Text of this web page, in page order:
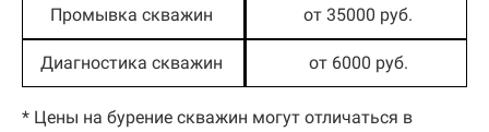
Промывка скважин от 35000 руб.
Диагностика скважин от 6000 руб.
* Цены на бурение скважин могут отличаться в